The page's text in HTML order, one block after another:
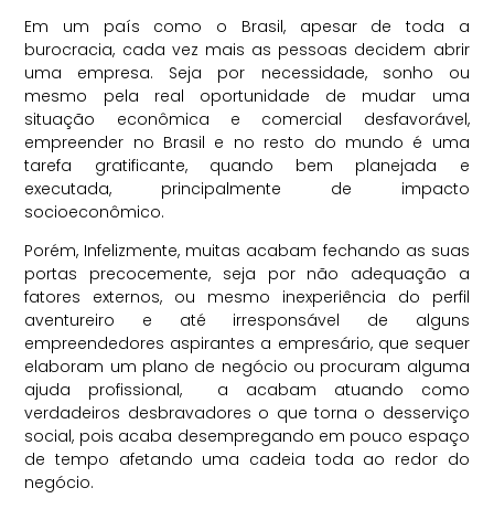
Em um país como o Brasil, apesar de toda a
burocracia, cada vez mais as pessoas decidem abrir
uma empresa. Seja por necessidade, sonho ou
mesmo pela real oportunidade de mudar uma
situação econômica e comercial desfavorável,
empreender no Brasil e no resto do mundo é uma
tarefa gratificante, quando bem planejada e
executada, principalmente de impacto
socioeconômico.
Porém, Infelizmente, muitas acabam fechando as suas
portas precocemente, seja por não adequação a
fatores externos, ou mesmo inexperiência do perfil
aventureiro e até irresponsável de alguns
empreendedores aspirantes a empresário, que sequer
elaboram um plano de negócio ou procuram alguma
ajuda profissional, a acabam atuando como
verdadeiros desbravadores o que torna o desserviço
social, pois acaba desempregando em pouco espaço
de tempo afetando uma cadeia toda ao redor do
negócio.